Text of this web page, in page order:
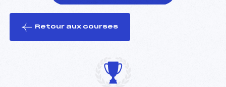
le ski
Retour aux courses